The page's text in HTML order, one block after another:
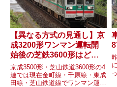
【異なる方式の見通し】京
成3200形ワンマン運転開
始後の芝鉄3600形はどう
なる？
京成3500形・芝山鉄道3600形の4
連では現在金町線・千原線・東成
田線・芝山鉄道線でワンマン運転